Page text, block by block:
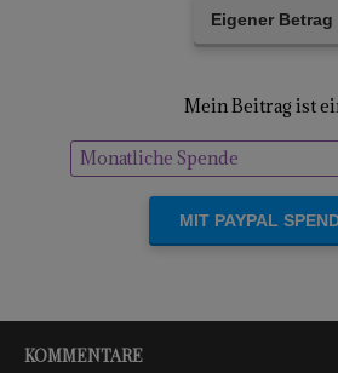
Eigener Betrag
Mein Beitrag ist
Einmalige Spende
Monatliche Spende
KOMMENTARE